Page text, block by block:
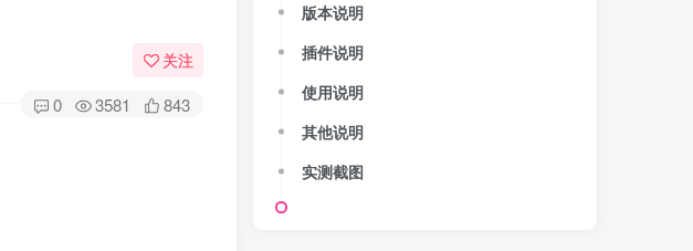
关注
0 3581 843
版本说明
插件说明
使用说明
其他说明
实测截图